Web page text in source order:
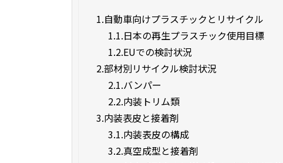
1.自動車向けプラスチックとリサイクル
1.1.日本の再生プラスチック使用目標
1.2.EUでの検討状況
2.部材別リサイクル検討状況
2.1.バンパー
2.2.内装トリム類
3.内装表皮と接着剤
3.1.内装表皮の構成
3.2.真空成型と接着剤